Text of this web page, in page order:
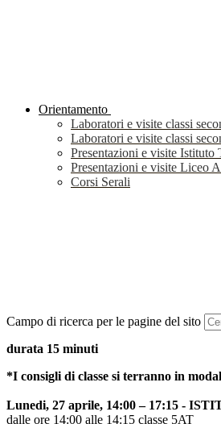
Orientamento
Laboratori e visite classi
Laboratori e visite classi
Presentazioni e visite Istituto
Presentazioni e visite Liceo
Corsi Serali
Campo di ricerca per le pagine del sito
durata 15 minuti
*I consigli di classe si terranno in
Lunedi, 27 aprile, 14:00 – 17:15 -
dalle ore 14:00 alle 14:15 classe 5AT